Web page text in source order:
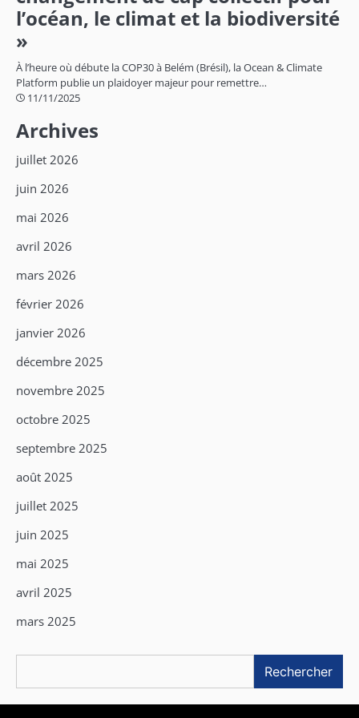
l’océan, le climat et la biodiversité
»
À l’heure où débute la COP30 à Belém (Brésil), la Ocean & Climate
Platform publie un plaidoyer majeur pour remettre…
11/11/2025
Archives
juillet 2026
juin 2026
mai 2026
avril 2026
mars 2026
février 2026
janvier 2026
décembre 2025
novembre 2025
octobre 2025
septembre 2025
août 2025
juillet 2025
juin 2025
mai 2025
avril 2025
mars 2025
Rechercher